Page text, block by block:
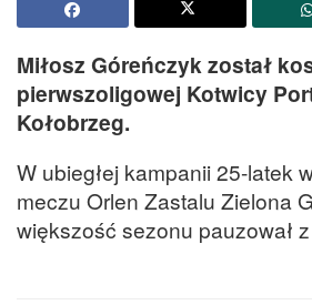
Miłosz Góreńczyk został
pierwszoligowej Kotwicy
Kołobrzeg.
W ubiegłej kampanii 25-latek
meczu Orlen Zastalu Zielona
większość sezonu pauzował